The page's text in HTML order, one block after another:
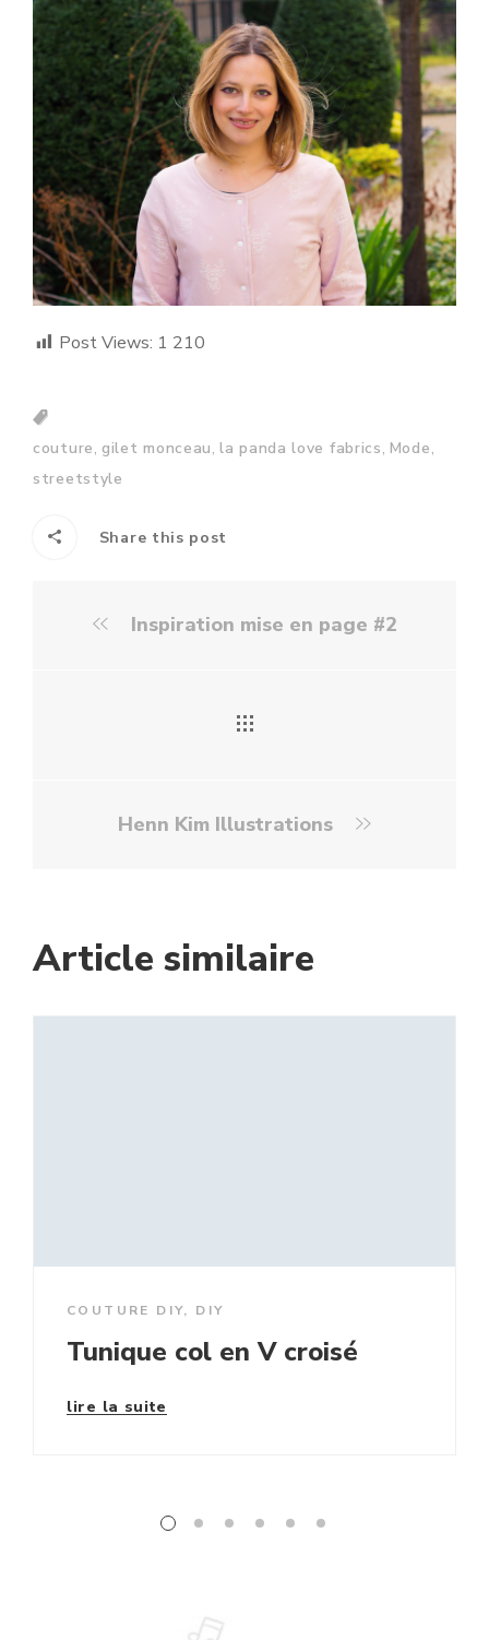
Post Views: 1 210
couture, gilet monceau,la panda love fabrics, Mode,
streetstyle
Share this post
Inspiration mise en page #2
Henn Kim Illustrations
Article similaire
COUTURE DIY, DIY
Tunique col en V croisé
lire la suite